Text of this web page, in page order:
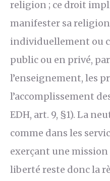
religion ; ce droit
manifester sa
individuellement ou
public ou en privé,
l’enseignement, les
l’accomplissement
EDH, art. 9, §1). La
comme dans les
exerçant une mission
liberté reste donc la